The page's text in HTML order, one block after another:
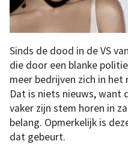
Sinds de dood in de VS
die door een blanke
meer bedrijven zich in
Dat is niets nieuws, want
vaker zijn stem horen in
belang. Opmerkelijk is
dat gebeurt.